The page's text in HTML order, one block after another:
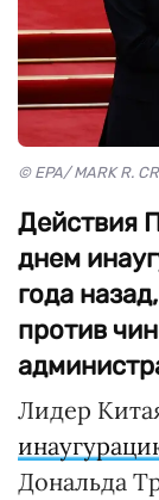
© EPA/ MARK R.
Действия
днем
года
против
Лидер
Дональда